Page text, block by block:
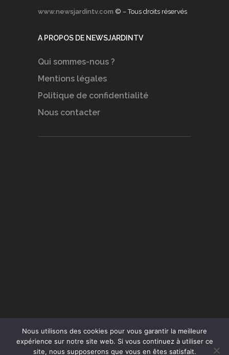
www.newsjardintv.com © – Tous droits réservés
A PROPOS DE NEWSJARDINTV
Qui sommes-nous ?
Mentions légales
Politique de confidentialité
Nous contacter
Nous utilisons des cookies pour vous garantir la meilleure
expérience sur notre site web. Si vous continuez à utiliser ce
site, nous supposerons que vous en êtes satisfait.